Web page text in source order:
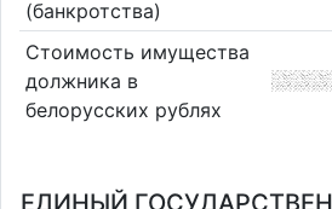
(банкротства)
Стоимость имущества
должника в
белорусских рублях
ЕДИНЫЙ